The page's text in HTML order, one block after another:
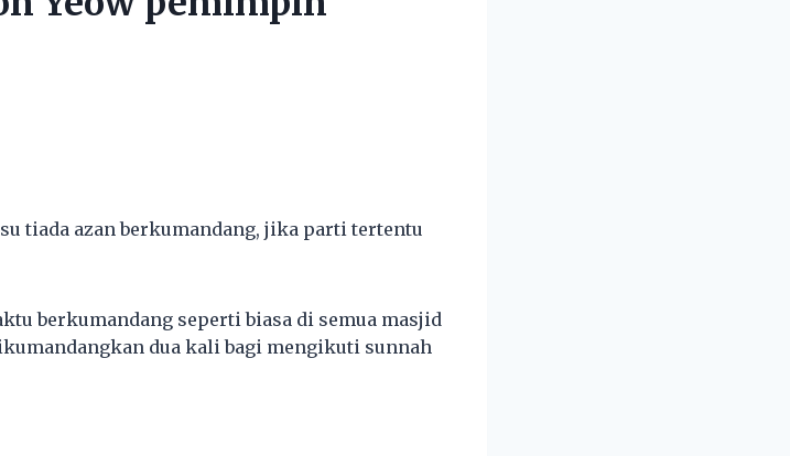
tiada azan berkumandang, jika parti tertentu
berkumandang seperti biasa di semua masjid
dua kali bagi mengikuti sunnah